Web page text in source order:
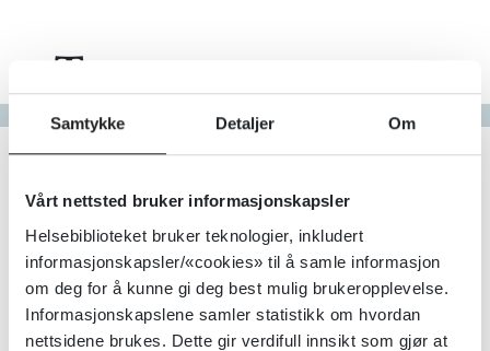
Samtykke Detaljer Om
Vårt nettsted bruker informasjonskapsler
Helsebiblioteket bruker teknologier, inkludert
informasjonskapsler/«cookies» til å samle informasjon
om deg for å kunne gi deg best mulig brukeropplevelse.
Informasjonskapslene samler statistikk om hvordan
nettsidene brukes. Dette gir verdifull innsikt som gjør at
Tema
Gå til bokstav
Filter
0Treff Alfabetisk